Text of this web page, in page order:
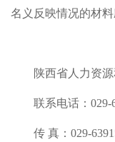
名义反映情况的材
陕西省人力资源
联系电话：029-
传 真：029-